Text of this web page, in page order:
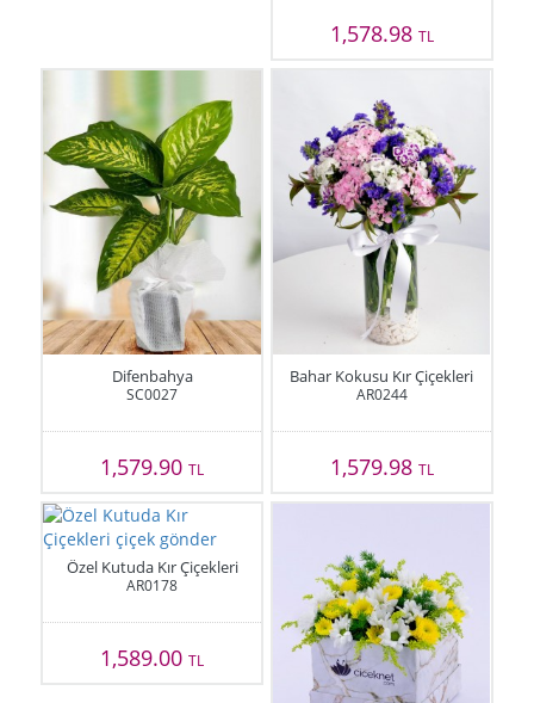
1,578.98 TL
Difenbahya
SC0027
1,579.90TL
Bahar Kokusu Kır Çiçekleri
AR0244
1,579.98 TL
Özel Kutuda Kır Çiçekleri
AR0178
1,589.00TL